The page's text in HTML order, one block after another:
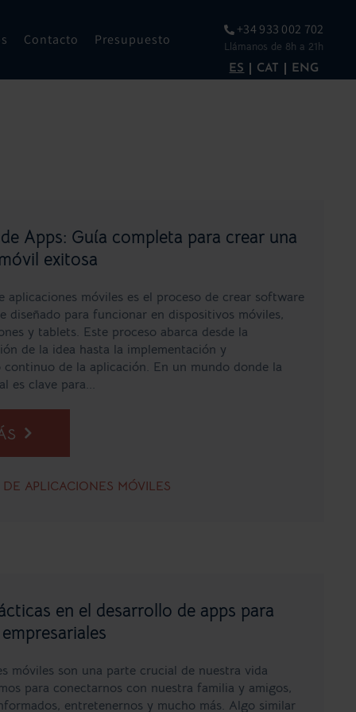
Contacto Presupuesto
+34 933 002 702
Llámanos de 8h a 21h
ES CAT ENG
Apps: Guía completa para crear una
exitosa
aplicaciones móviles es el proceso de crear software
diseñado para funcionar en dispositivos móviles,
y tablets. Este proceso abarca desde la
de la idea hasta la implementación y
continuo de la aplicación. En un mundo donde la
es clave para...
APLICACIONES MÓVILES
en el desarrollo de apps para
móviles son una parte crucial de nuestra vida
para conectarnos con nuestra familia y amigos,
entretenernos y mucho más. Algo similar